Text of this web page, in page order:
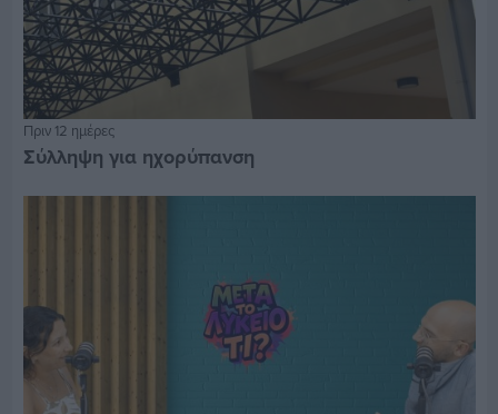
Πριν 12 ημέρες
Σύλληψη για ηχορύπανση